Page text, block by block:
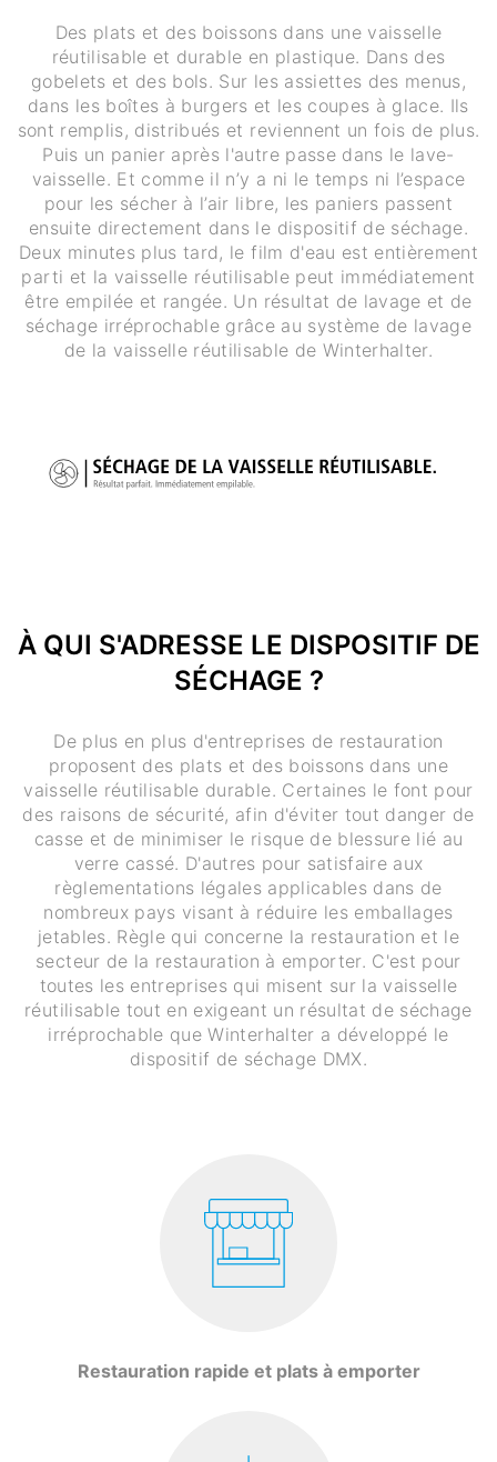
Des plats et des boissons dans une vaisselle
réutilisable et durable en plastique. Dans des
gobelets et des bols. Sur les assiettes des menus,
dans les boîtes à burgers et les coupes à glace. Ils
sont remplis, distribués et reviennent un fois de plus.
Puis un panier après l'autre passe dans le lave-
vaisselle. Et comme il n’y a ni le temps ni l’espace
pour les sécher à l’air libre, les paniers passent
ensuite directement dans le dispositif de séchage.
Deux minutes plus tard, le film d'eau est entièrement
parti et la vaisselle réutilisable peut immédiatement
être empilée et rangée. Un résultat de lavage et de
séchage irréprochable grâce au système de lavage
de la vaisselle réutilisable de Winterhalter.
À QUI S'ADRESSE LE DISPOSITIF DE
SÉCHAGE ?
De plus en plus d'entreprises de restauration
proposent des plats et des boissons dans une
vaisselle réutilisable durable. Certaines le font pour
des raisons de sécurité, afin d'éviter tout danger de
casse et de minimiser le risque de blessure lié au
verre cassé. D'autres pour satisfaire aux
règlementations légales applicables dans de
nombreux pays visant à réduire les emballages
jetables. Règle qui concerne la restauration et le
secteur de la restauration à emporter. C'est pour
toutes les entreprises qui misent sur la vaisselle
réutilisable tout en exigeant un résultat de séchage
irréprochable que Winterhalter a développé le
dispositif de séchage DMX.
Restauration rapide et plats à emporter